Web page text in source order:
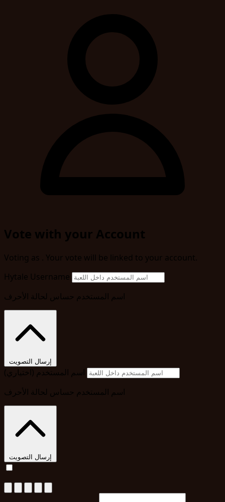
Vote with your Account
Voting as . Your vote will be linked to your account.
Hytale Username
اسم المستخدم حساس لحالة الأحرف
إرسال التصويت
اسم المستخدم حساس لحالة الأحرف
إرسال التصويت